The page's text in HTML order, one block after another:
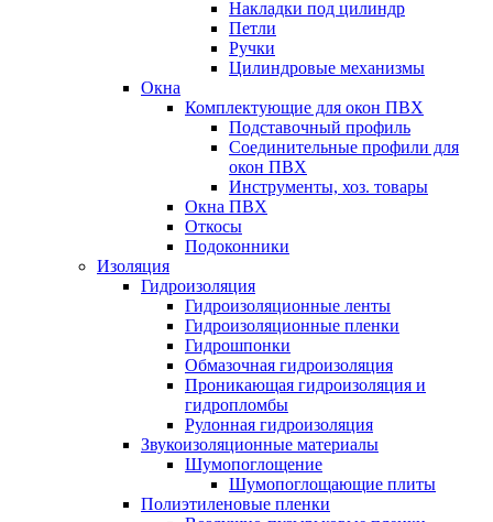
Накладки под цилиндр
Петли
Ручки
Цилиндровые механизмы
Окна
Комплектующие для окон ПВХ
Подставочный профиль
Соединительные профили для
окон ПВХ
Инструменты, хоз. товары
Окна ПВХ
Откосы
Подоконники
Изоляция
Гидроизоляция
Гидроизоляционные ленты
Гидроизоляционные пленки
Гидрошпонки
Обмазочная гидроизоляция
Проникающая гидроизоляция и
гидропломбы
Рулонная гидроизоляция
Звукоизоляционные материалы
Шумопоглощение
Шумопоглощающие плиты
Полиэтиленовые пленки